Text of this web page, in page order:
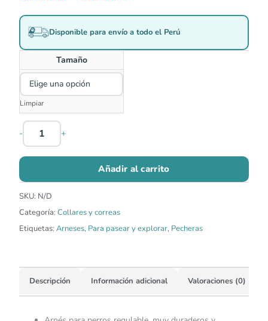
Disponible para envío a todo el Perú
Tamaño
Limpiar
- +
Añadir al carrito
SKU: N/D
Categoría: Collares y correas
Etiquetas: Arneses, Para pasear y explorar, Pecheras
Descripción Información adicional Valoraciones (0)